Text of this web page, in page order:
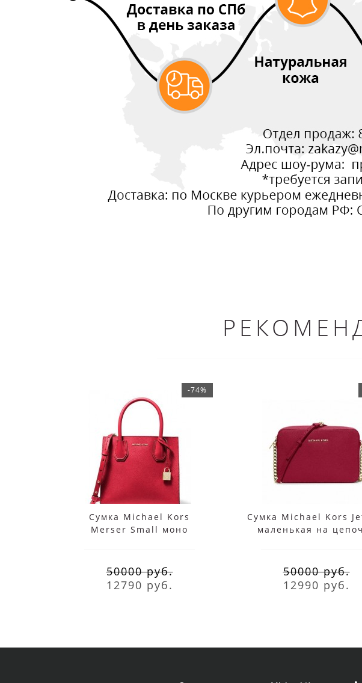
-74%
Сумка Michael Kors
Merser Small моно
50000 руб.
12790 руб.
Сумка Michael Kors
маленькая на
50000 руб.
12990 руб.